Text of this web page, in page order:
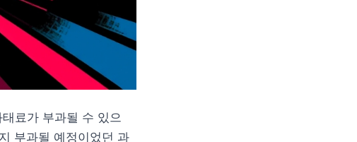
료가 부과될 수 있으
부과될 예정이었던 과